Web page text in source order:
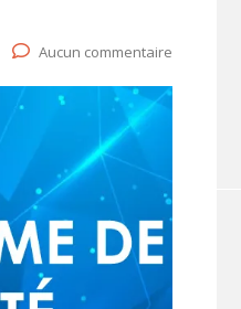
Aucun commentaire